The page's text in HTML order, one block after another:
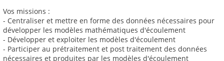
Vos missions :
- Centraliser et mettre en forme des données nécessaires pour
développer les modèles mathématiques d'écoulement
- Développer et exploiter les modèles d'écoulement
- Participer au prétraitement et post traitement des données
nécessaires et produites par les modèles d'écoulement